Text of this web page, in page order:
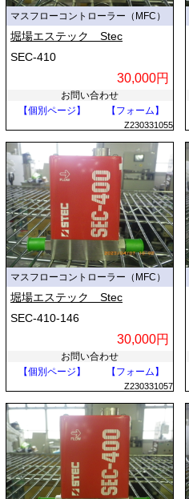
マスフローコントローラー（MFC）
堀場エステック Stec
SEC-410
30,000円
お問い合わせ
【個別ページ】
【フォーム】
Z230331055
マスフローコントローラー（MFC）
堀場エステック Stec
SEC-410-146
30,000円
お問い合わせ
【個別ページ】
【フォーム】
Z230331057